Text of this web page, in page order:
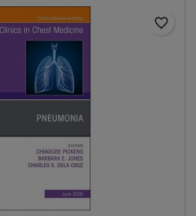
favorite_border